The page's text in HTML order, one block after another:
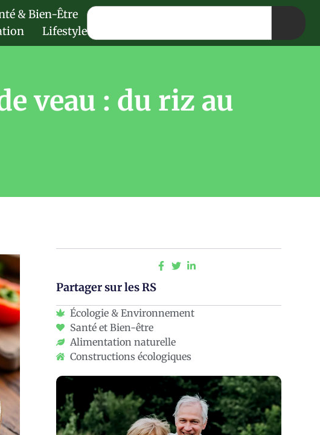
& Bien-Être
Lifestyle
veau : du riz au
Partager sur les RS
Écologie & Environnement
Santé et Bien-être
Alimentation naturelle
Constructions écologiques